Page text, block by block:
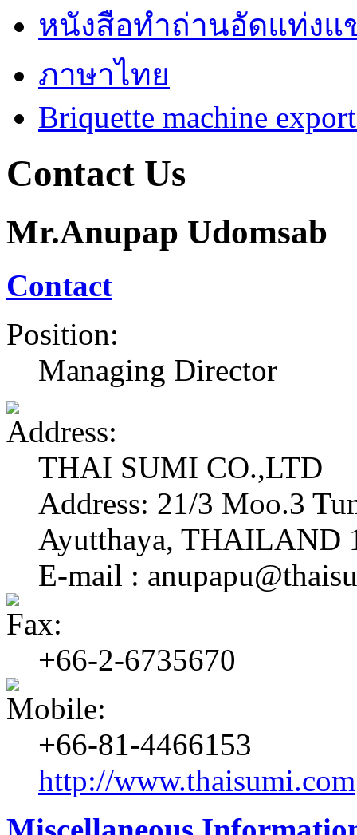
หนังสือทำถ่านอัดแท่งแ
ภาษาไทย
Briquette machine
Contact Us
Mr.Anupap Udomsab
Contact
Position:
Managing Director
THAI SUMI CO.,LTD
Address: 21/3 Moo.3
Ayutthaya, THAILAND
E-mail :
+66-2-6735670
+66-81-4466153
http://www.thaisumi.com